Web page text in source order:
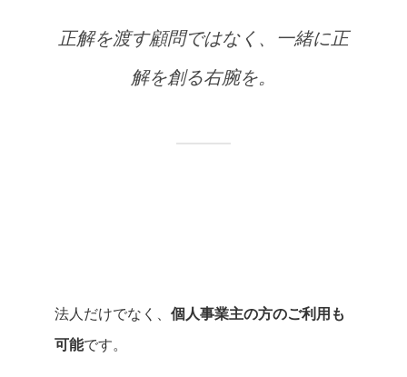
正解を渡す顧問ではなく、一緒に正
解を創る右腕を。
法人だけでなく、 個人事業主の方のご利用も
可能です。